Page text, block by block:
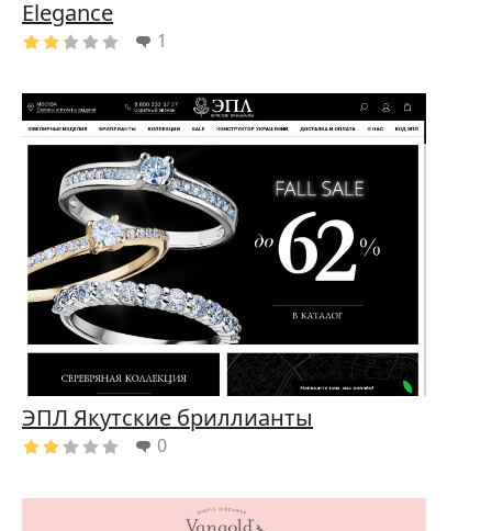
Elegance
1
ЭПЛ Якутские бриллианты
0